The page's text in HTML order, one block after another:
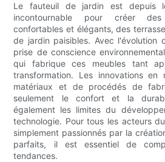
Le fauteuil de jardin est depuis
incontournable pour créer
confortables et élégants, des
de jardin paisibles. Avec l'évolution
prise de conscience
qui fabrique ces meubles tant
transformation. Les innovations
matériaux et de procédés de
seulement le confort et la
également les limites du
technologie. Pour tous les acteurs
simplement passionnés par la
parfaits, il est essentiel de
tendances.